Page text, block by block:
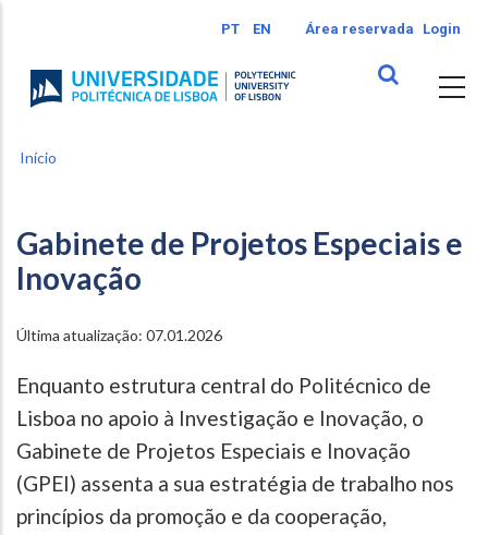
conteúdo
principal
PT EN Área reservada Login
Início
Gabinete de Projetos Especiais e
Inovação
Última atualização: 07.01.2026
Enquanto estrutura central do Politécnico de
Lisboa no apoio à Investigação e Inovação, o
Gabinete de Projetos Especiais e Inovação
(GPEI) assenta a sua estratégia de trabalho nos
princípios da promoção e da cooperação,